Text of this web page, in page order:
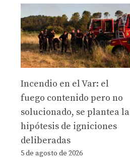
Incendio en el Var: el
fuego contenido pero no
solucionado, se plantea la
hipótesis de igniciones
deliberadas
5 de agosto de 2026